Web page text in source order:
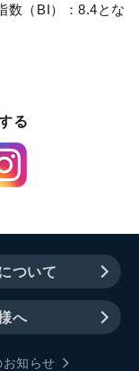
数（BI）：8.4とな
る
ついて
へ
知らせ